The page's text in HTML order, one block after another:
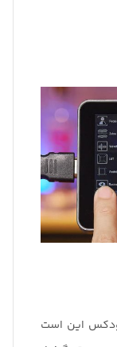
5.5 اینچی گودکس این است